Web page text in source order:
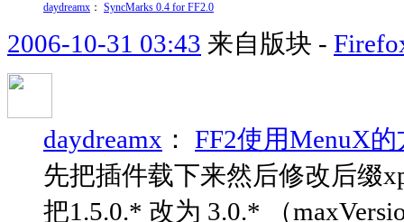
daydreamx ： SyncMarks 0.4 for FF2.0
2006-10-31 03:43 来自版块 -
daydreamx ： FF2使用MenuX
先把插件载下来然后修改后缀
把1.5.0.* 改为 3.0.* （